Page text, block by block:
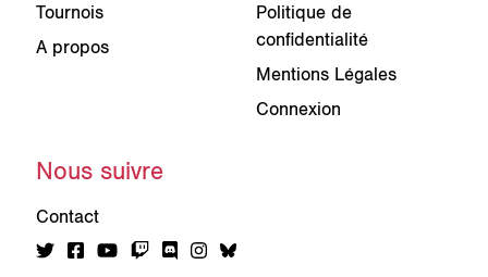
Tournois
A propos
Politique de
confidentialité
Mentions Légales
Connexion
Nous suivre
Contact